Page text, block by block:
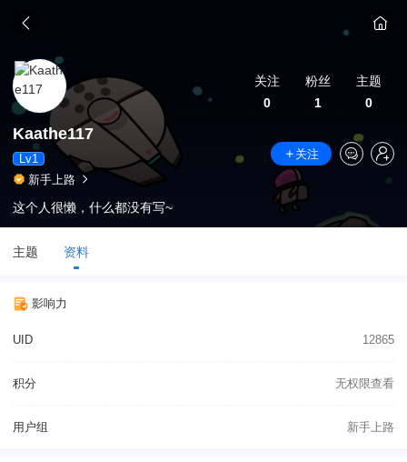
关注
0
粉丝
1
主题
0
Kaathe117
Lv1
关注
新手上路
这个人很懒，什么都没有写~
主题 资料
影响力
UID 12865
积分 无权限查看
用户组 新手上路